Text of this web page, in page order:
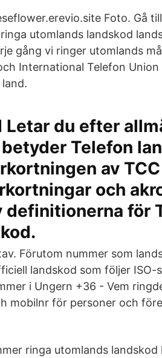
Foto. Gå
utomlands landskod
gång vi ringer utomlands
International Telefon
Letar du efter
Telefon
av
och
definitionerna för
Förutom nummer som
landskod som följer ISO-
i Ungern +36 - Vem
mobilnr för personer och
ringa utomlands landskod